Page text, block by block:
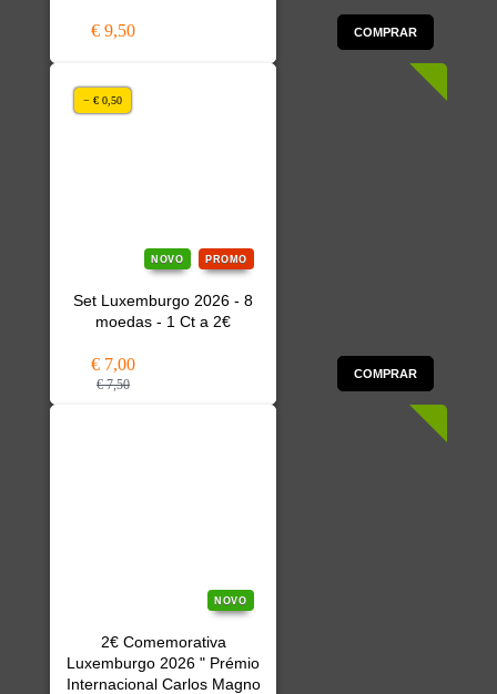
€ 9,50 COMPRAR
NOVO PROMO
Set Luxemburgo 2026 - 8
moedas - 1 Ct a 2€
€ 7,00
€ 7,50
COMPRAR
− € 0,50
NOVO
2€ Comemorativa
Luxemburgo 2026 " Prémio
Internacional Carlos Magno